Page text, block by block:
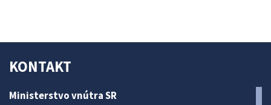
KONTAKT
Ministerstvo vnútra SR